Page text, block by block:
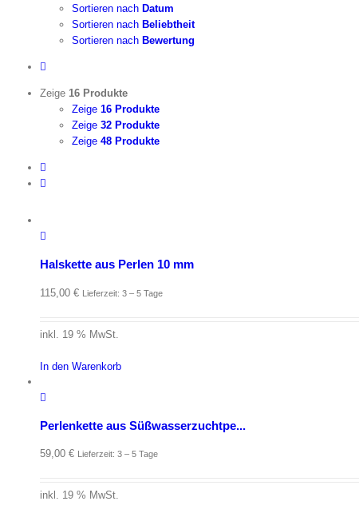
Sortieren nach Datum
Sortieren nach Beliebtheit
Sortieren nach Bewertung
Zeige 16 Produkte
Zeige 16 Produkte
Zeige 32 Produkte
Zeige 48 Produkte
Halskette aus Perlen 10 mm
115,00 € Lieferzeit: 3 – 5 Tage
inkl. 19 % MwSt.
In den Warenkorb
Perlenkette aus Süßwasserzuchtpe...
59,00 € Lieferzeit: 3 – 5 Tage
inkl. 19 % MwSt.